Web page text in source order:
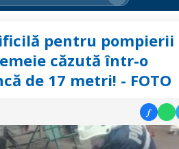
pentru pompierii
căzută într-o
de 17 metri! - FOTO
f